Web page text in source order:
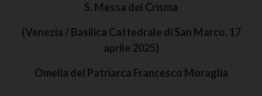
S. Messa del Crisma
(Venezia / Basilica Cattedrale di San Marco, 17
aprile 2025)
Omelia del Patriarca Francesco Moraglia